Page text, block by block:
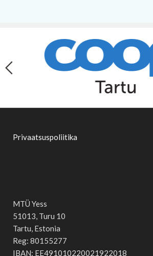
Privaatsuspoliitika
MTÜ Yess
51013, Turu 10
Tartu, Estonia
Reg: 80155277
IBAN: EE491010220021922018